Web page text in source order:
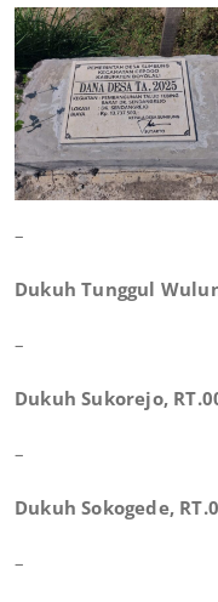
–
Dukuh Tunggul
–
Dukuh Sukorejo,
–
Dukuh Sokogede,
–